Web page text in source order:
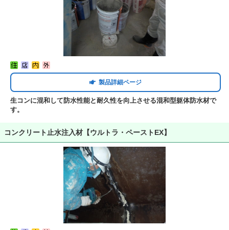
製品詳細ページ
生コンに混和して防水性能と耐久性を向上させる混和型躯体防水材で
す。
コンクリート止水注入材【ウルトラ・ペーストEX】